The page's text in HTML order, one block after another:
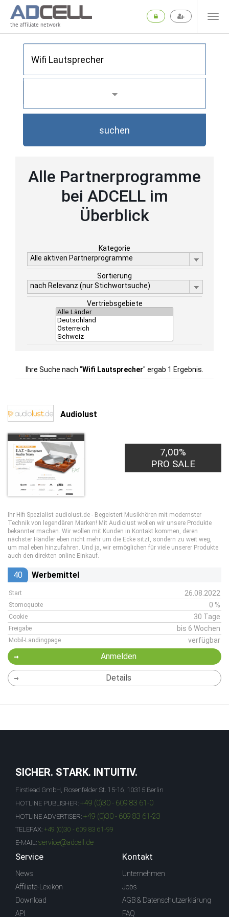
the affiliate network
suchen
Alle Partnerprogramme
bei ADCELL im
Überblick
Kategorie
Alle aktiven Partnerprogramme
Sortierung
nach Relevanz (nur Stichwortsuche)
Vertriebsgebiete
Ihre Suche nach "Wifi Lautsprecher" ergab 1 Ergebnis.
Audiolust
7,00%
PRO SALE
Ihr Hifi Spezialist audiolust.de - Begeistert Musikhören mit modernster
Technik von legendären Marken! Mit Audiolust wollen wir unsere Produkte
bekannter machen. Wir wollen mit Kunden in Kontakt kommen, deren
nächster Händler eben nicht mehr um die Ecke sitzt, sondern zu weit weg,
um mal eben hinzufahren. Und ja, wir ermöglichen für viele unserer Produkte
auch den direkten online Einkauf.
40 Werbemittel
Start 26.08.2022
Stornoquote 0 %
Cookie 30 Tage
Freigabe bis 6 Wochen
Mobil-Landingpage verfügbar
Anmelden
Details
SICHER. STARK. INTUITIV.
Firstlead GmbH, Rosenfelder St. 15-16, 10315 Berlin
HOTLINE PUBLISHER: +49 (0)30 - 609 83 61-0
HOTLINE ADVERTISER: +49 (0)30 - 609 83 61-23
TELEFAX: +49 (0)30 - 609 83 61-99
E-MAIL: service@adcell.de
Service
News
Affiliate-Lexikon
Download
API
Kontakt
Unternehmen
Jobs
AGB & Datenschutzerklärung
FAQ